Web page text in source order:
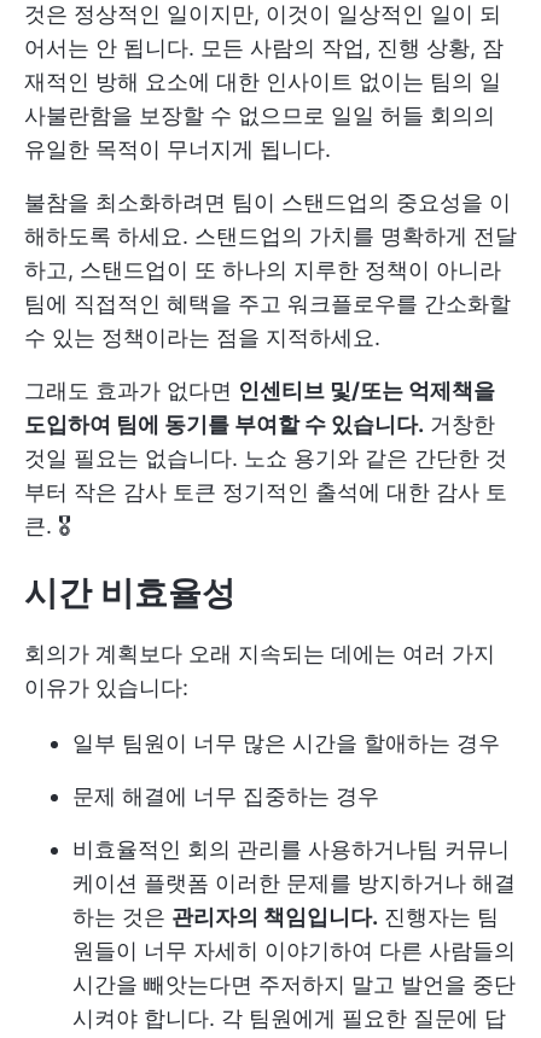
것은 정상적인 일이지만, 이것이 일상적인 일이 되
어서는 안 됩니다. 모든 사람의 작업, 진행 상황, 잠
재적인 방해 요소에 대한 인사이트 없이는 팀의 일
사불란함을 보장할 수 없으므로 일일 허들 회의의
유일한 목적이 무너지게 됩니다.
불참을 최소화하려면 팀이 스탠드업의 중요성을 이
해하도록 하세요. 스탠드업의 가치를 명확하게 전달
하고, 스탠드업이 또 하나의 지루한 정책이 아니라
팀에 직접적인 혜택을 주고 워크플로우를 간소화할
수 있는 정책이라는 점을 지적하세요.
그래도 효과가 없다면 인센티브 및/또는 억제책을
도입하여 팀에 동기를 부여할 수 있습니다. 거창한
것일 필요는 없습니다. 노쇼 용기와 같은 간단한 것
부터 작은 감사 토큰 정기적인 출석에 대한 감사 토
큰. 🎖️
시간 비효율성
회의가 계획보다 오래 지속되는 데에는 여러 가지
이유가 있습니다:
일부 팀원이 너무 많은 시간을 할애하는 경우
문제 해결에 너무 집중하는 경우
비효율적인 회의 관리를 사용하거나팀 커뮤니
케이션 플랫폼 이러한 문제를 방지하거나 해결
하는 것은 관리자의 책임입니다. 진행자는 팀
원들이 너무 자세히 이야기하여 다른 사람들의
시간을 빼앗는다면 주저하지 말고 발언을 중단
시켜야 합니다. 각 팀원에게 필요한 질문에 답